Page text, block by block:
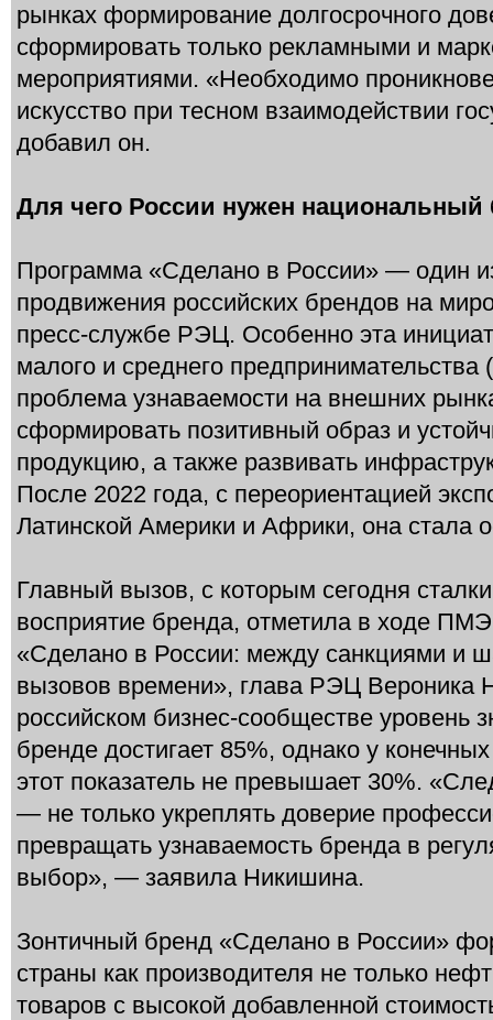
рынках формирование долгосрочного
сформировать только рекламными и
мероприятиями. «Необходимо
искусство при тесном взаимодействии
добавил он.
Для чего России нужен национальный
Программа «Сделано в России» — один
продвижения российских брендов на
пресс-службе РЭЦ. Особенно эта
малого и среднего
проблема узнаваемости на внешних
сформировать позитивный образ и
продукцию, а также развивать
После 2022 года, с переориентацией
Латинской Америки и Африки, она стала
Главный вызов, с которым сегодня
восприятие бренда, отметила в ходе
«Сделано в России: между санкциями и
вызовов времени», глава РЭЦ Вероника
российском бизнес-сообществе уровень
бренде достигает 85%, однако у
этот показатель не превышает 30%.
— не только укреплять доверие
превращать узнаваемость бренда в
выбор», — заявила Никишина.
Зонтичный бренд «Сделано в России»
страны как производителя не только
товаров с высокой добавленной